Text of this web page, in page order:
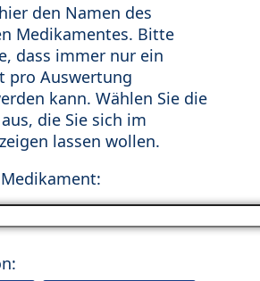
den Namen des
Medikamentes. Bitte
dass immer nur ein
pro Auswertung
kann. Wählen Sie die
die Sie sich im
lassen wollen.